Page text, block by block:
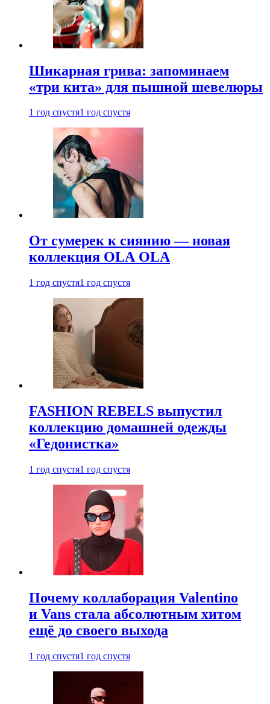
Шикарная грива: запоминаем
«три кита» для пышной шевелюры
1 год спустя1 год спустя
От сумерек к сиянию — новая
коллекция OLA OLA
1 год спустя1 год спустя
FASHION REBELS выпустил
коллекцию домашней одежды
«Гедонистка»
1 год спустя1 год спустя
Почему коллаборация Valentino
и Vans стала абсолютным хитом
ещё до своего выхода
1 год спустя1 год спустя